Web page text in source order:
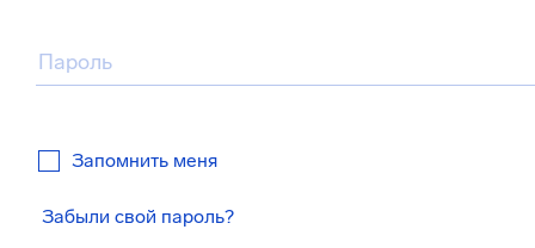
Запомнить меня
Забыли свой пароль?